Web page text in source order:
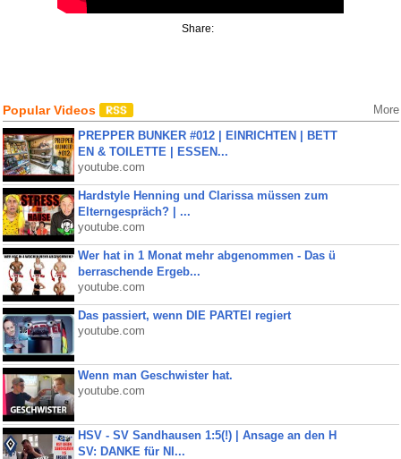
Share:
Popular Videos More
PREPPER BUNKER #012 | EINRICHTEN | BETT
EN & TOILETTE | ESSEN...
youtube.com
Hardstyle Henning und Clarissa müssen zum
Elterngespräch? | ...
youtube.com
Wer hat in 1 Monat mehr abgenommen - Das ü
berraschende Ergeb...
youtube.com
Das passiert, wenn DIE PARTEI regiert
youtube.com
Wenn man Geschwister hat.
youtube.com
HSV - SV Sandhausen 1:5(!) | Ansage an den H
SV: DANKE für NI...